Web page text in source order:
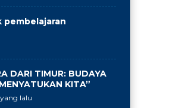
pembelajaran
DARI TIMUR: BUDAYA
KITA”
lalu